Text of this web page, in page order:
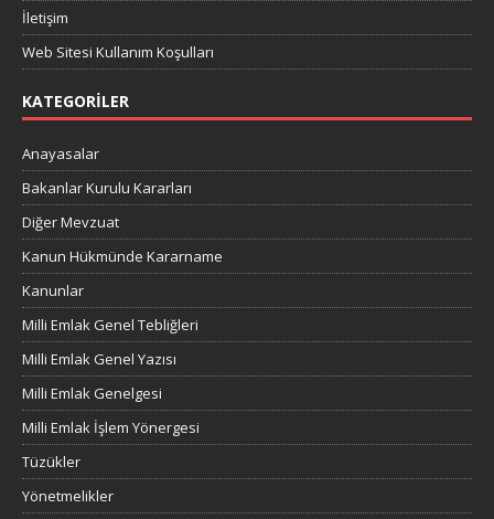
İletişim
Web Sitesi Kullanım Koşulları
KATEGORILER
Anayasalar
Bakanlar Kurulu Kararları
Diğer Mevzuat
Kanun Hükmünde Kararname
Kanunlar
Milli Emlak Genel Tebliğleri
Milli Emlak Genel Yazısı
Milli Emlak Genelgesi
Milli Emlak İşlem Yönergesi
Tüzükler
Yönetmelikler